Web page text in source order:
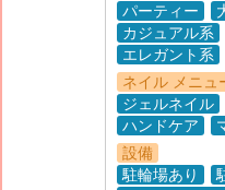
パーティー
カジュアル系
エレガント系
ネイル メニュ
ジェルネイル
ハンドケア
設備
駐輪場あり